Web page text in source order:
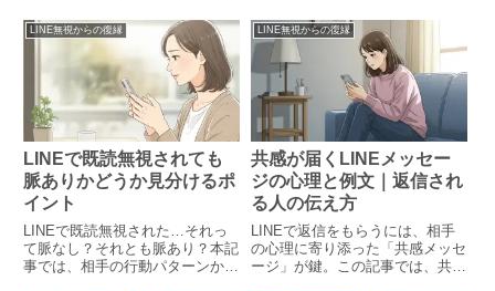
メッセージ例まで、相手の心に届
く連絡方法を丁寧に解説します。
LINE無視からの復縁
LINEで既読無視されても
脈ありかどうか見分けるポ
イント
LINEで既読無視された…それっ
て脈なし？それとも脈あり？本記
事では、相手の行動パターンから
LINE無視からの復縁
共感が届くLINEメッセー
ジの心理と例文｜返信され
る人の伝え方
LINEで返信をもらうには、相手
の心理に寄り添った「共感メッセ
ージ」が鍵。この記事では、共感